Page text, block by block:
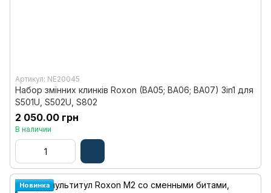
Артикул: NE20045
Набор змінних клинків Roxon (BA05; BA06; BA07) 3in1 для
S501U, S502U, S802
2 050.00 грн
В наличии
Новинка